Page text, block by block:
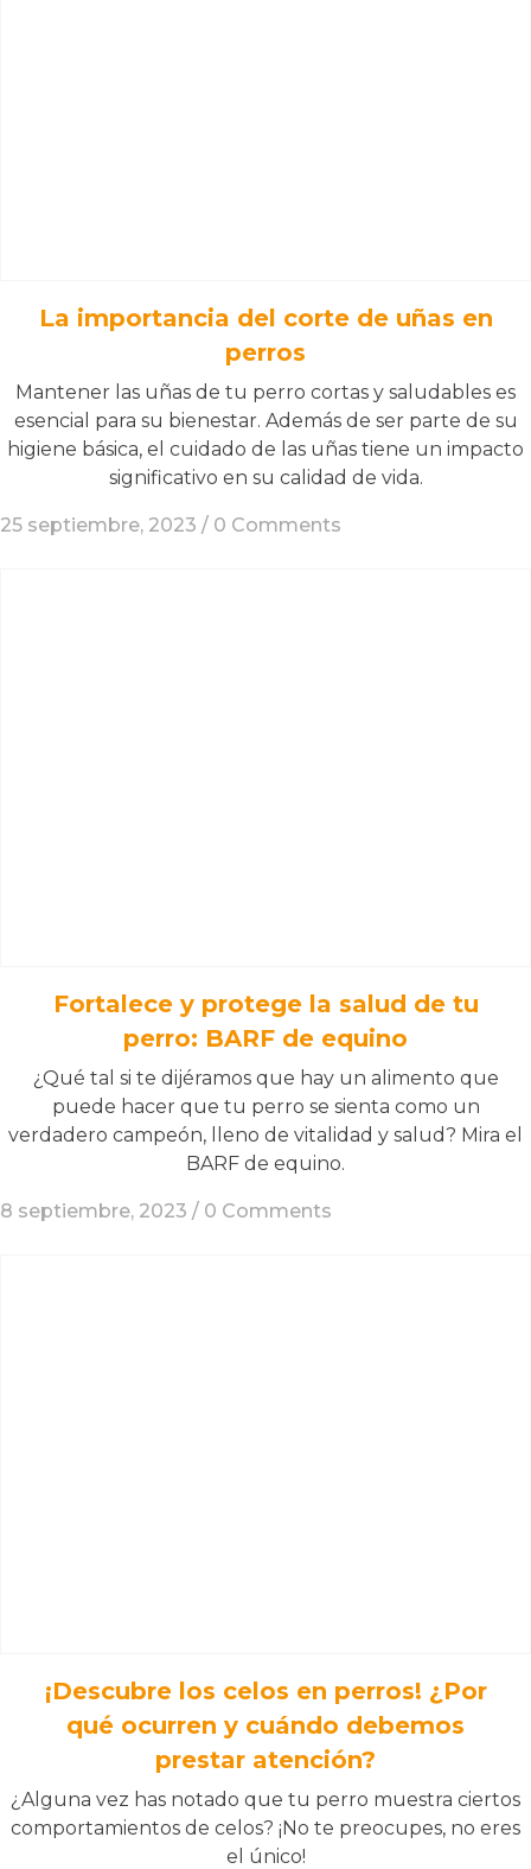
La importancia del corte de uñas en
perros
Mantener las uñas de tu perro cortas y saludables es
esencial para su bienestar. Además de ser parte de su
higiene básica, el cuidado de las uñas tiene un impacto
significativo en su calidad de vida.
25 septiembre, 2023 / 0 Comments
Fortalece y protege la salud de tu
perro: BARF de equino
¿Qué tal si te dijéramos que hay un alimento que
puede hacer que tu perro se sienta como un
verdadero campeón, lleno de vitalidad y salud? Mira el
BARF de equino.
8 septiembre, 2023 / 0 Comments
¡Descubre los celos en perros! ¿Por
qué ocurren y cuándo debemos
prestar atención?
¿Alguna vez has notado que tu perro muestra ciertos
comportamientos de celos? ¡No te preocupes, no eres
el único!